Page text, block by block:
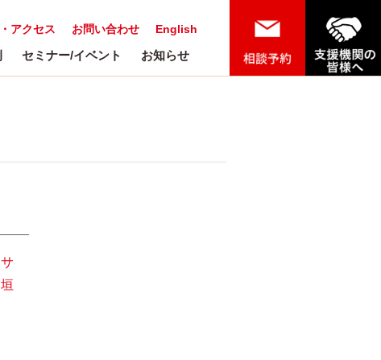
English
お問い合わせ
アクセス
セミナー/イベント お知らせ